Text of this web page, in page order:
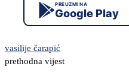
PREUZMI NA
Google Play
vasilije čarapić
prethodna vijest